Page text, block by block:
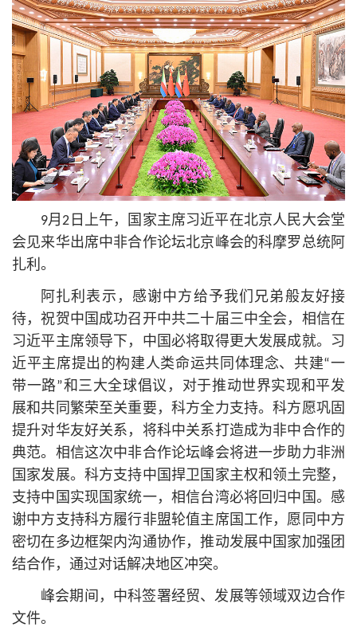
9月2日上午，国家主席习近平在北京人民大会堂
会见来华出席中非合作论坛北京峰会的科摩罗总统阿
扎利。
阿扎利表示，感谢中方给予我们兄弟般友好接
待，祝贺中国成功召开中共二十届三中全会，相信在
习近平主席领导下，中国必将取得更大发展成就。习
近平主席提出的构建人类命运共同体理念、共建“一
带一路”和三大全球倡议，对于推动世界实现和平发
展和共同繁荣至关重要，科方全力支持。科方愿巩固
提升对华友好关系，将科中关系打造成为非中合作的
典范。相信这次中非合作论坛峰会将进一步助力非洲
国家发展。科方支持中国捍卫国家主权和领土完整，
支持中国实现国家统一，相信台湾必将回归中国。感
谢中方支持科方履行非盟轮值主席国工作，愿同中方
密切在多边框架内沟通协作，推动发展中国家加强团
结合作，通过对话解决地区冲突。
峰会期间，中科签署经贸、发展等领域双边合作
文件。